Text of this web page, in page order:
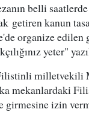
belli
getiren kanun
organize
yeter"
milletvekili
mekanlardaki
girmesine izin